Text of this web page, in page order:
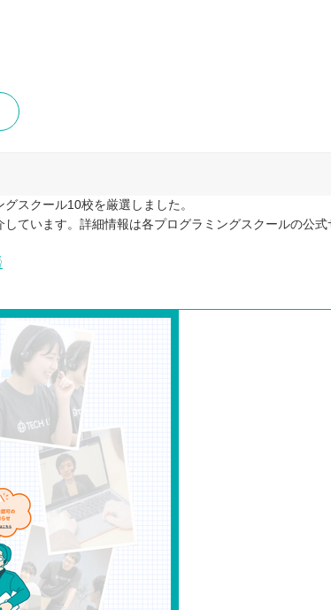
スクール10校を厳選しました。
ています。詳細情報は各プログラミングスクールの公式